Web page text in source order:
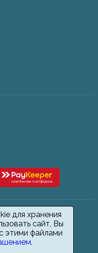
для хранения
сайт, Вы
этими файлами
.